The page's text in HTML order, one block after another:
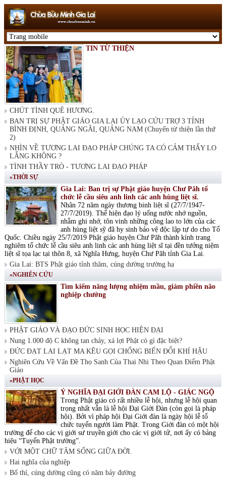
TIN TỪ THIỆN
CHÚT TÌNH QUÊ HƯƠNG.
BAN TRỊ SỰ PHẬT GIÁO GIA LAI ỦY LẠO CỨU TRỢ 3 TỈNH
BÌNH ĐỊNH, QUẢNG NGÃI, QUẢNG NAM (Chuyến từ thiện lần thứ
2)
NHÌN VỀ TƯƠNG LAI ĐẠO PHÁP CHÚNG TA CÓ CẢM THẤY LO
LẮNG KHÔNG ?
TÌNH THẦY TRÒ - TƯƠNG LAI ĐẠO PHÁP
»THỜI SỰ
Gia Lai: Ban trị sự Phật giáo huyện Chư Păh tổ
chức lễ cầu siêu anh linh các anh hùng liệt sĩ.
Nhân 72 năm ngày thương binh liệt sĩ (27/7/1947-
27/7/2019). Thể hiện đạo lý uống nước nhớ nguồn,
nhằm ghi nhớ, tôn vinh những công lao to lớn của các
anh hùng liệt sỹ đã hy sinh bảo vệ độc lập tự do cho Tổ
Quốc. Chiều ngày 25/7/2019 Phật giáo huyện Chư Păh thành kính trang
nghiêm tổ chức lễ cầu siêu anh linh các anh hùng liệt sĩ tại đền tưởng niệm
liệt sĩ tọa lạc tại thôn 8, xã Nghĩa Hưng, huyện Chư Păh tỉnh Gia Lai.
Gia Lai: BTS Phật giáo tỉnh thăm, cúng dường trường hạ
»NGHIÊN CỨU
Tìm kiếm năng lượng nhiệm mầu, giảm phiền não
nghiệp chướng
PHẬT GIÁO VÀ ĐẠO ĐỨC SINH HỌC HIỆN ĐẠI
Nung 1.000 độ C không tan chảy, xá lợi Phật có gì đặc biệt?
ĐỨC ĐẠT LAI LẠT MA KÊU GỌI CHỐNG BIẾN ĐỔI KHÍ HẬU
Nghiên Cứu Về Vấn Đề Thọ Sanh Của Thai Nhi Theo Quan Điểm Phật
Giáo
»PHẬT HỌC
Ý NGHĨA ĐẠI GIỚI ĐÀN CAM LỘ - GIÁC NGỘ
Trong Phật giáo có rất nhiều lễ hội, nhưng lễ hội quan
trọng nhất vẫn là lễ hội Đại Giới Đàn (còn gọi là pháp
hội). Bởi vì pháp hội Đại Giới đàn là ngày hội lễ tổ
chức tuyển người làm Phật. Trong Giới đàn có một hội
trường để cho các vị giới sư truyền giới cho các vị giới tử, nơi ấy có bảng
hiệu “Tuyển Phật trường”.
VỚI MỘT CHỮ TÂM SỐNG GIỮA ĐỜI.
Hai nghĩa của nghiệp
Bố thí, cúng dường cũng có năm bảy đường